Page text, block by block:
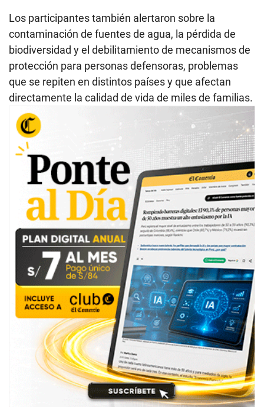
Los participantes también alertaron sobre la
contaminación de fuentes de agua, la pérdida de
biodiversidad y el debilitamiento de mecanismos de
protección para personas defensoras, problemas
que se repiten en distintos países y que afectan
directamente la calidad de vida de miles de familias.